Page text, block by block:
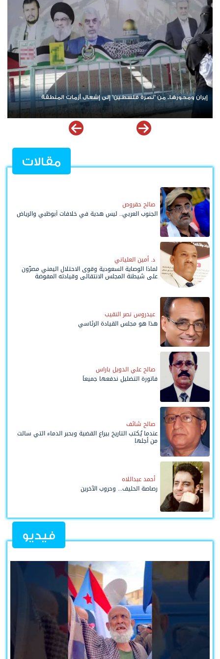
من صنع الأزمة لا يقود الحل؟.. تحالف جديد في باب المندب يعيد فتح
ملف إخفاقات التحالف العربي في اليمن
مقالات
صالح حقروص
الجنوب العربي.. ليس هدية في خلافات أبوظبي والرياض
د. أمين العلياني
لماذا الوصاية السعودية وقوى الاحتلال اليمني مصرّون
على شيطنة المجلس الانتقالي وقيادته المفوضة
عيدروس نصر النقيب
هذا هو مجلس القيادة الرئاسي
صالح علي الدويل باراس
فاتورة التضليل ندفعها جميعاً
صالح شائف
عندما يُكتب التاريخ بيراع القضية وبحبر الدماء التي سالت
من أجلها
أحمد عبداللاه
رصاصة الحليف... وحروب الآخرين
فيديو